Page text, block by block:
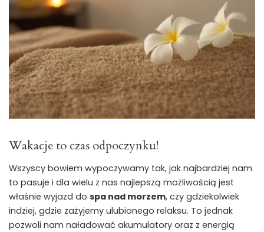
Wakacje to czas odpoczynku!
Wszyscy bowiem wypoczywamy tak, jak najbardziej nam
to pasuje i dla wielu z nas najlepszą możliwością jest
właśnie wyjazd do spa nad morzem, czy gdziekolwiek
indziej, gdzie zażyjemy ulubionego relaksu. To jednak
pozwoli nam naładować akumulatory oraz z energią